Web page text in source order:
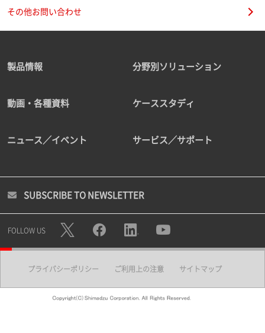
その他お問い合わせ
製品情報 分野別ソリューション
動画・各種資料 ケーススタディ
ニュース／イベント サービス／サポート
SUBSCRIBE TO NEWSLETTER
FOLLOW US
プライバシーポリシー ご利用上の注意 サイトマップ